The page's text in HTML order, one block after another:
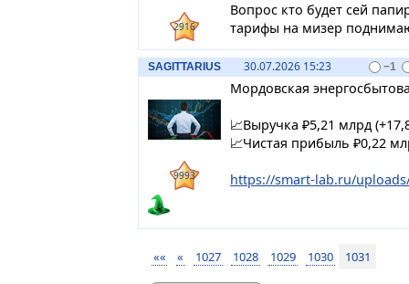
2916
Вопрос кто будет сей
тарифы на мизер
SAGITTARIUS 30.07.2026 15:23 −1
9993
Мордовская
📈Выручка ₽5,21 млрд
📈Чистая прибыль ₽0,22
https://smart-lab.ru/
«« « 1027 1028 1029 1030 1031